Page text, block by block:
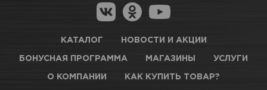
КАТАЛОГ НОВОСТИ И АКЦИИ
БОНУСНАЯ ПРОГРАММА МАГАЗИНЫ УСЛУГИ
О КОМПАНИИ КАК КУПИТЬ ТОВАР?